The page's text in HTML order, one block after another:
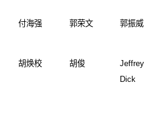
付海强 郭荣文 郭振威
胡焕校 胡俊
Jeffrey
Dick